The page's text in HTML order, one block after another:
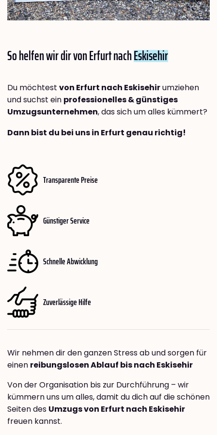
So helfen wir dir von Erfurt nachEskisehir
Du möchtest von Erfurt nach Eskisehirumziehen
und suchst ein professionelles & günstiges
Umzugsunternehmen, das sich um alles kümmert?
Dann bist du bei uns in Erfurt genau richtig!
Transparente Preise
Günstiger Service
Schnelle Abwicklung
Zuverlässige Hilfe
Wir nehmen dir den ganzen Stress ab und sorgen für
einen reibungslosen Ablauf bis nach Eskisehir
Von der Organisation bis zur Durchführung – wir
kümmern uns um alles, damit du dich auf die schönen
Seiten des Umzugs von Erfurt nach Eskisehir
freuen kannst.